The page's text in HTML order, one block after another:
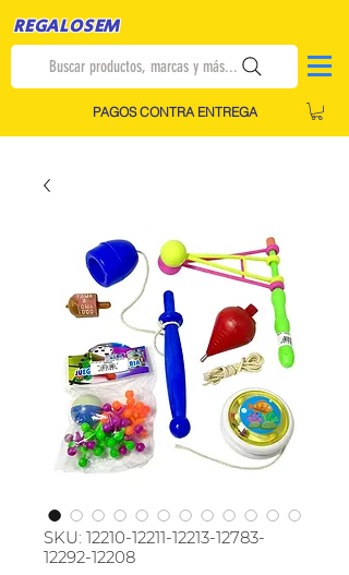
REGALOSEM
Buscar productos, marcas y más...
PAGOS CONTRA ENTREGA
SKU: 12210-12211-12213-12783-
12292-12208